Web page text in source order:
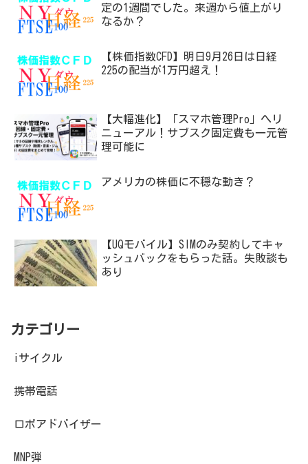
定の1週間でした。来週から値上がり
なるか？
【株価指数CFD】明日9月26日は日経
225の配当が1万円超え！
【大幅進化】「スマホ管理Pro」へリ
ニューアル！サブスク固定費も一元管
理可能に
アメリカの株価に不穏な動き？
【UQモバイル】SIMのみ契約してキャ
ッシュバックをもらった話。失敗談も
あり
カテゴリー
iサイクル
携帯電話
ロボアドバイザー
MNP弾